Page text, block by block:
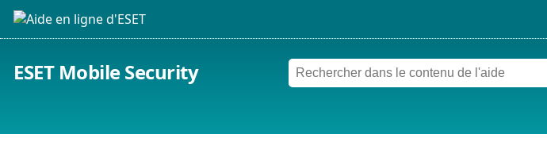
ESET Mobile Security